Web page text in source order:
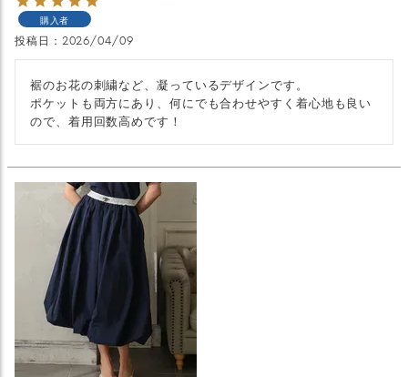
購入者
投稿日 2026/04/09
裾のお花の刺繍など、凝っているデザインです。
ポケットも両方にあり、何にでも合わせやすく着心地も良い
ので、着用回数高めです！